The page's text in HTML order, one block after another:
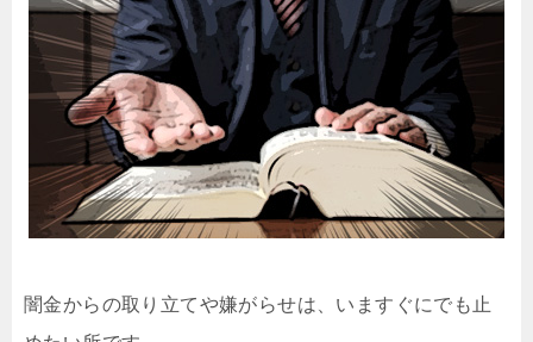
闇金からの取り立てや嫌がらせは、いますぐにでも止